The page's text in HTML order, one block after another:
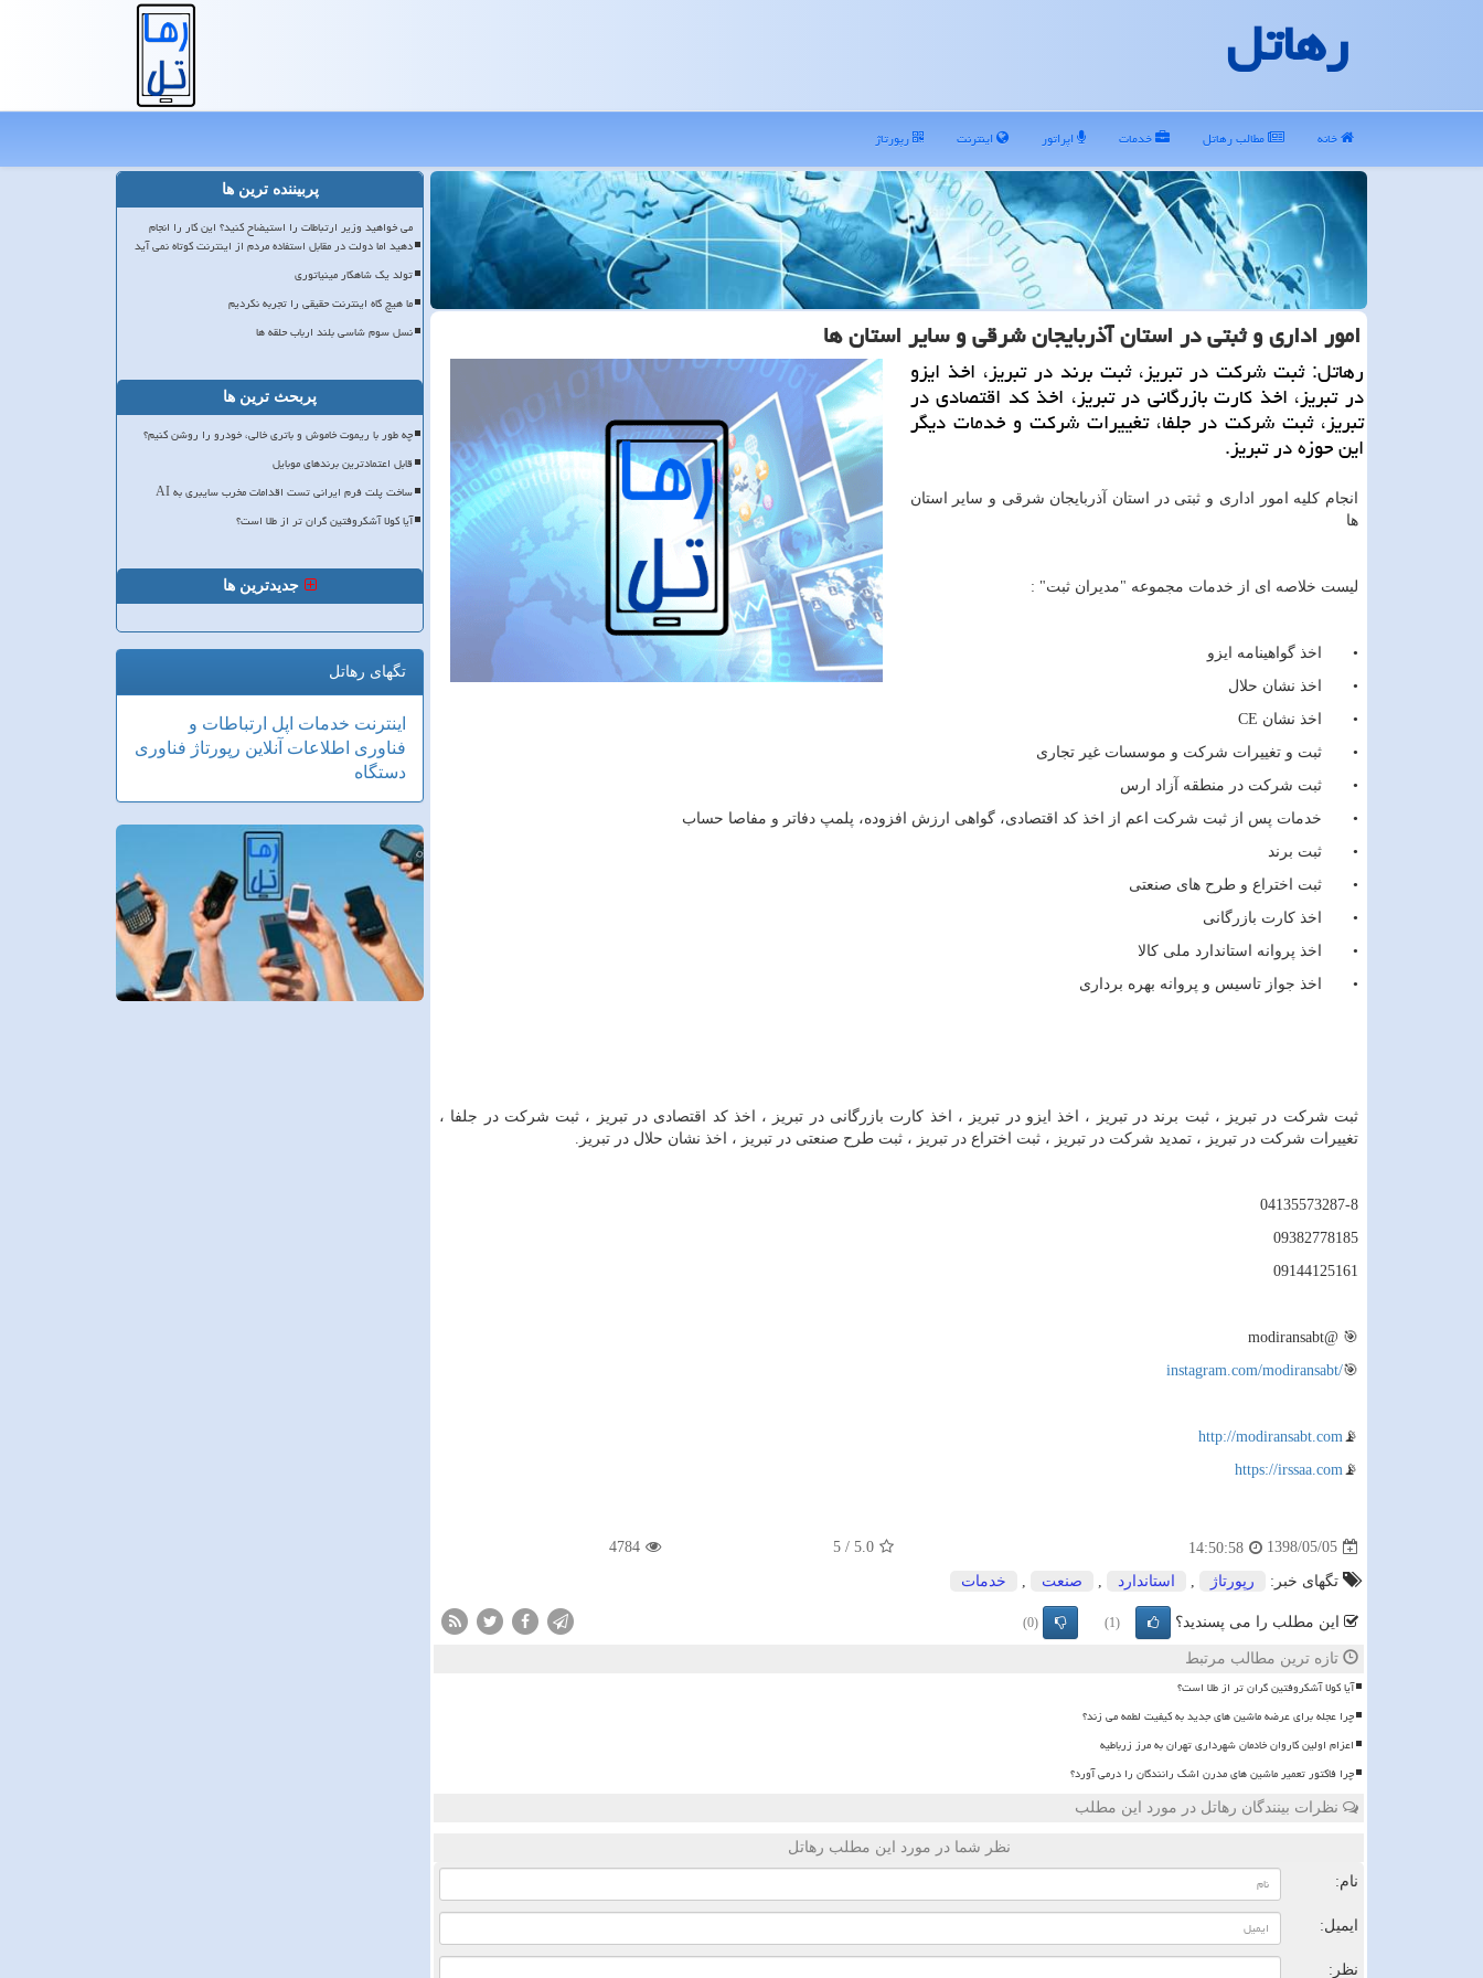
رهاتل
خانه مطالب رهاتل خدمات اپراتور اینترنت رپورتاژ
امور اداری و ثبتی در استان آذربایجان شرقی و سایر استان ها
رهاتل: ثبت شركت در تبریز، ثبت برند در تبریز، اخذ ایزو
در تبریز، اخذ كارت بازرگانی در تبریز، اخذ كد اقتصادی در
تبریز، ثبت شركت در جلفا، تغییرات شركت و خدمات دیگر
این حوزه در تبریز.
انجام کلیه امور اداری و ثبتی در استان آذربایجان شرقی و سایر استان
ها
لیست خلاصه ای از خدمات مجموعه "مدیران ثبت" :
• اخذ گواهینامه ایزو
• اخذ نشان حلال
• اخذ نشان CE
• ثبت و تغییرات شرکت و موسسات غیر تجاری
• ثبت شرکت در منطقه آزاد ارس
• خدمات پس از ثبت شرکت اعم از اخذ کد اقتصادی، گواهی ارزش افزوده، پلمپ دفاتر و مفاصا حساب
• ثبت برند
• ثبت اختراع و طرح های صنعتی
• اخذ کارت بازرگانی
• اخذ پروانه استاندارد ملی کالا
• اخذ جواز تاسیس و پروانه بهره برداری
ثبت شرکت در تبریز ، ثبت برند در تبریز ، اخذ ایزو در تبریز ، اخذ کارت بازرگانی در تبریز ، اخذ کد اقتصادی در تبریز ، ثبت شرکت در جلفا ،
تغییرات شرکت در تبریز ، تمدید شرکت در تبریز ، ثبت اختراع در تبریز ، ثبت طرح صنعتی در تبریز ، اخذ نشان حلال در تبریز.
04135573287-8
09382778185
09144125161
🎯 @
modiransabt
🎯
instagram.com/modiransabt/
📡
http://modiransabt.com
📡
https://irssaa.com
1398/05/05
14:50:58
5.0
/
5
4784
تگهای خبر: رپورتاژ استاندارد صنعت خدمات
این مطلب را می پسندید؟ (1)
(0)
تازه ترین مطالب مرتبط
آیا کولا آشکروفتین گران تر از طلا است؟
چرا عجله برای عرضه ماشین های جدید به کیفیت لطمه می زند؟
اعزام اولین کاروان خادمان شهرداری تهران به مرز زرباطیه
چرا فاکتور تعمیر ماشین های مدرن اشک رانندگان را درمی آورد؟
نظرات بینندگان رهاتل در مورد این مطلب
نظر شما در مورد این مطلب رهاتل
نام:
ایمیل:
نظر:
پربیننده ترین ها
می خواهید وزیر ارتباطات را استیضاح کنید؟ این کار را انجام
دهید اما دولت در مقابل استفاده مردم از اینترنت کوتاه نمی آید
تولد یک شاهکار مینیاتوری
ما هیچ گاه اینترنت حقیقی را تجربه نکردیم
نسل سوم شاسی بلند ارباب حلقه ها
پربحث ترین ها
چه طور با ریموت خاموش و باتری خالی، خودرو را روشن کنیم؟
قابل اعتمادترین برندهای موبایل
ساخت پلت فرم ایرانی تست اقدامات مخرب سایبری به AI
آیا کولا آشکروفتین گران تر از طلا است؟
جدیدترین ها
تگهای رهاتل
اینترنت خدمات اپل ارتباطات و
فناوری اطلاعات آنلاین رپورتاژ فناوری
دستگاه